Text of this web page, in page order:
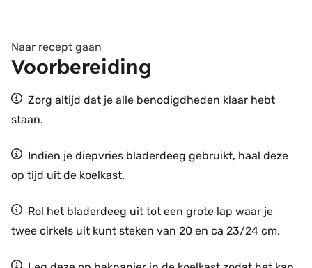
Naar recept gaan
Voorbereiding
Zorg altijd dat je alle benodigdheden klaar hebt
staan.
Indien je diepvries bladerdeeg gebruikt, haal deze
op tijd uit de koelkast.
Rol het bladerdeeg uit tot een grote lap waar je
twee cirkels uit kunt steken van 20 en ca 23/24 cm.